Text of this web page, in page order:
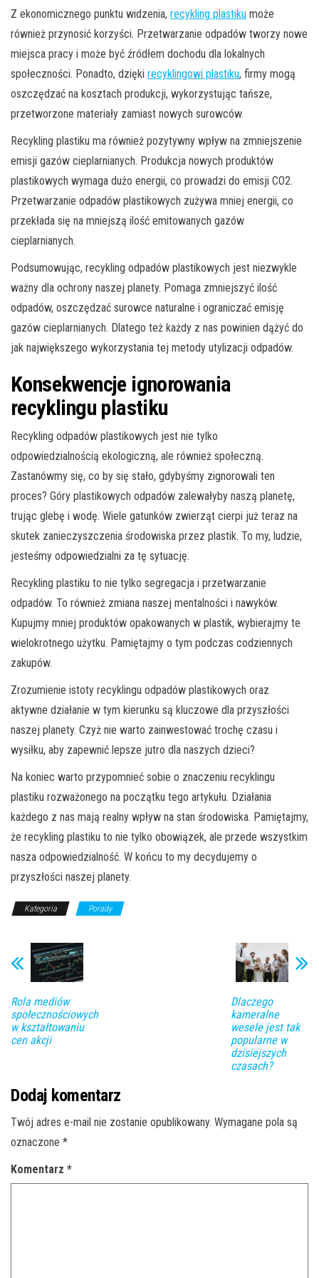
Z ekonomicznego punktu widzenia, recykling plastiku może
również przynosić korzyści. Przetwarzanie odpadów tworzy nowe
miejsca pracy i może być źródłem dochodu dla lokalnych
społeczności. Ponadto, dzięki recyklingowi plastiku, firmy mogą
oszczędzać na kosztach produkcji, wykorzystując tańsze,
przetworzone materiały zamiast nowych surowców.
Recykling plastiku ma również pozytywny wpływ na zmniejszenie
emisji gazów cieplarnianych. Produkcja nowych produktów
plastikowych wymaga dużo energii, co prowadzi do emisji CO2.
Przetwarzanie odpadów plastikowych zużywa mniej energii, co
przekłada się na mniejszą ilość emitowanych gazów
cieplarnianych.
Podsumowując, recykling odpadów plastikowych jest niezwykle
ważny dla ochrony naszej planety. Pomaga zmniejszyć ilość
odpadów, oszczędzać surowce naturalne i ograniczać emisję
gazów cieplarnianych. Dlatego też każdy z nas powinien dążyć do
jak największego wykorzystania tej metody utylizacji odpadów.
Konsekwencje ignorowania
recyklingu plastiku
Recykling odpadów plastikowych jest nie tylko
odpowiedzialnością ekologiczną, ale również społeczną.
Zastanówmy się, co by się stało, gdybyśmy zignorowali ten
proces? Góry plastikowych odpadów zalewałyby naszą planetę,
trując glebę i wodę. Wiele gatunków zwierząt cierpi już teraz na
skutek zanieczyszczenia środowiska przez plastik. To my, ludzie,
jesteśmy odpowiedzialni za tę sytuację.
Recykling plastiku to nie tylko segregacja i przetwarzanie
odpadów. To również zmiana naszej mentalności i nawyków.
Kupujmy mniej produktów opakowanych w plastik, wybierajmy te
wielokrotnego użytku. Pamiętajmy o tym podczas codziennych
zakupów.
Zrozumienie istoty recyklingu odpadów plastikowych oraz
aktywne działanie w tym kierunku są kluczowe dla przyszłości
naszej planety. Czyż nie warto zainwestować trochę czasu i
wysiłku, aby zapewnić lepsze jutro dla naszych dzieci?
Na koniec warto przypomnieć sobie o znaczeniu recyklingu
plastiku rozważonego na początku tego artykułu. Działania
każdego z nas mają realny wpływ na stan środowiska. Pamiętajmy,
że recykling plastiku to nie tylko obowiązek, ale przede wszystkim
nasza odpowiedzialność. W końcu to my decydujemy o
przyszłości naszej planety.
Kategoria Porady
Rola mediów
społecznościowych
w kształtowaniu
cen akcji
Dlaczego
kameralne
wesele jest tak
popularne w
dzisiejszych
czasach?
Dodaj komentarz
Twój adres e-mail nie zostanie opublikowany. Wymagane pola są
oznaczone *
Komentarz *